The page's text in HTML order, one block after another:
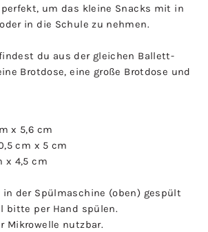
um das kleine Snacks mit in
in die Schule zu nehmen.
du aus der gleichen Ballett-
Brotdose, eine große Brotdose und
x 5,6 cm
cm x 5 cm
x 4,5 cm
der Spülmaschine (oben) gespült
bitte per Hand spülen.
Mikrowelle nutzbar.